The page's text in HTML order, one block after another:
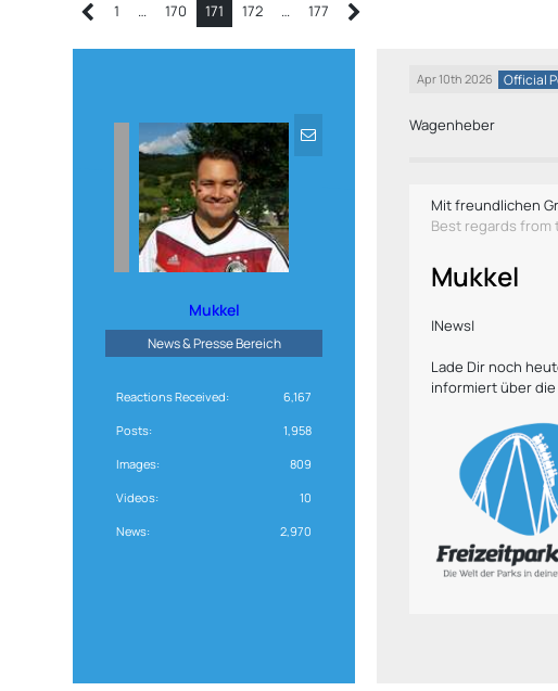
1 … 170 171 172 … 177
Mukkel
News & Presse Bereich
Reactions Received 6,167
Posts 1,958
Images 809
Videos 10
News 2,970
Apr 10th 2026 Official
Wagenheber
Mit freundlichen
Best regards from
Mukkel
|News|
Lade Dir noch
informiert über die